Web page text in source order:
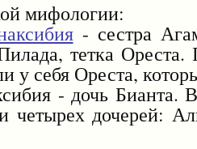
мифологии:
- сестра
тетка
у себя Ореста,
- дочь Бианта.
четырех дочерей: